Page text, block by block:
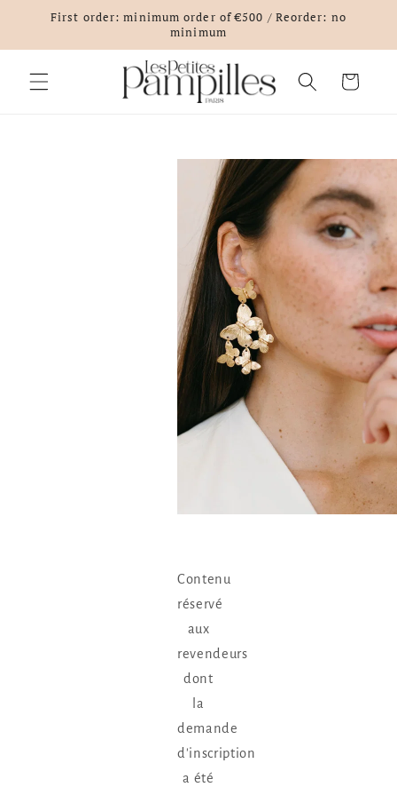
Skip to
First order: minimum order of €500 / Reorder: no
minimum
Cart
Contenu
réservé
aux
revendeurs
dont
la
demande
d'inscription
a été